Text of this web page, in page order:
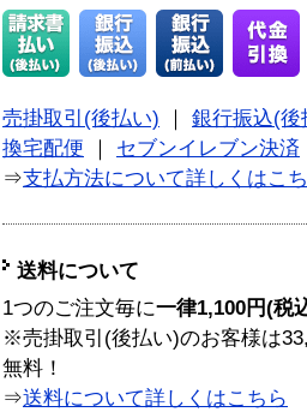
売掛取引(後払い)
銀行振込(後
換宅配便
セブンイレブン決済
⇒支払方法について詳しくはこ
送料について
1つのご注文毎に一律1,100円(税
※売掛取引(後払い)のお客様は
無料！
⇒送料について詳しくはこちら